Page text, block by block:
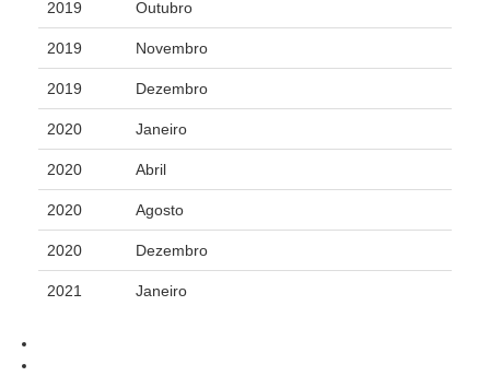
Automação e IA
Governança
Governança de TI
Governança das Contratações Obras
Rede de Governança Colaborativa
Gestão de Riscos
2019 Outubro
2019 Novembro
2019 Dezembro
2020 Janeiro
2020 Abril
2020 Agosto
2020 Dezembro
2021 Janeiro